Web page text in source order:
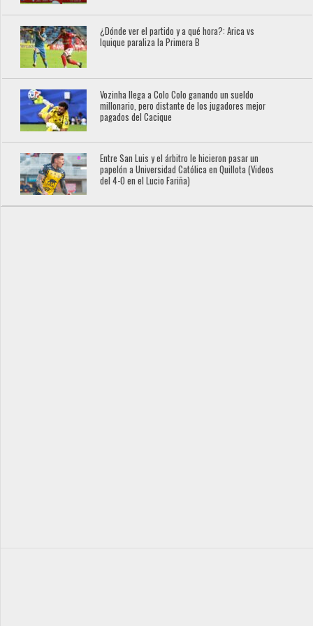
¿Dónde ver el partido y a qué hora?: Arica vs
Iquique paraliza la Primera B
Vozinha llega a Colo Colo ganando un sueldo
millonario, pero distante de los jugadores mejor
pagados del Cacique
Entre San Luis y el árbitro le hicieron pasar un
papelón a Universidad Católica en Quillota (Videos
del 4-0 en el Lucio Fariña)